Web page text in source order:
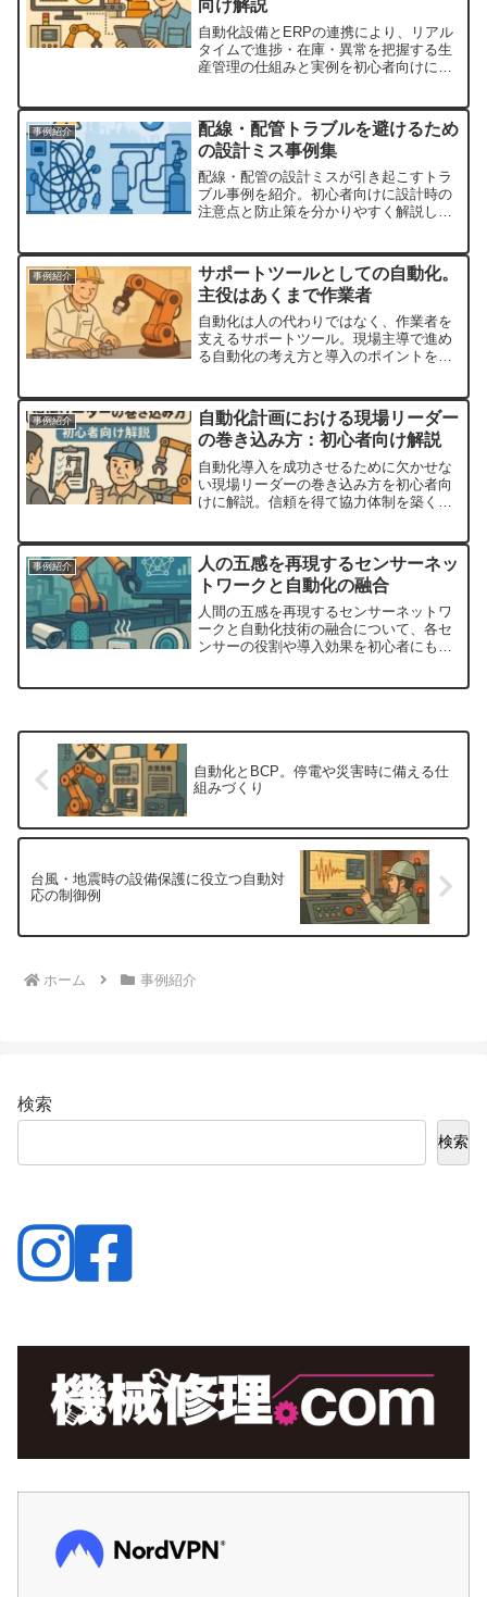
向け解説
自動化設備とERPの連携により、リアル
タイムで進捗・在庫・異常を把握する生
産管理の仕組みと実例を初心者向けにわ
事例紹介
配線・配管トラブルを避けるため
の設計ミス事例集
配線・配管の設計ミスが引き起こすトラ
ブル事例を紹介。初心者向けに設計時の
注意点と防止策を分かりやすく解説しま
事例紹介
サポートツールとしての自動化。
主役はあくまで作業者
自動化は人の代わりではなく、作業者を
支えるサポートツール。現場主導で進め
る自動化の考え方と導入のポイントを初
事例紹介
自動化計画における現場リーダー
の巻き込み方：初心者向け解説
自動化導入を成功させるために欠かせな
い現場リーダーの巻き込み方を初心者向
けに解説。信頼を得て協力体制を築く実
事例紹介
人の五感を再現するセンサーネッ
トワークと自動化の融合
人間の五感を再現するセンサーネットワ
ークと自動化技術の融合について、各セ
ンサーの役割や導入効果を初心者にもわ
自動化とBCP。停電や災害時に備える仕
組みづくり
台風・地震時の設備保護に役立つ自動対
応の制御例
ホーム 事例紹介
検索
検索